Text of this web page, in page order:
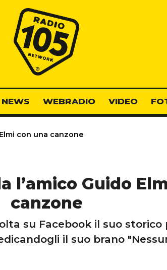
Radio 105
NEWS WEBRADIO VIDEO
con una canzone
l’amico Guido
canzone
su Facebook il suo
il suo brano